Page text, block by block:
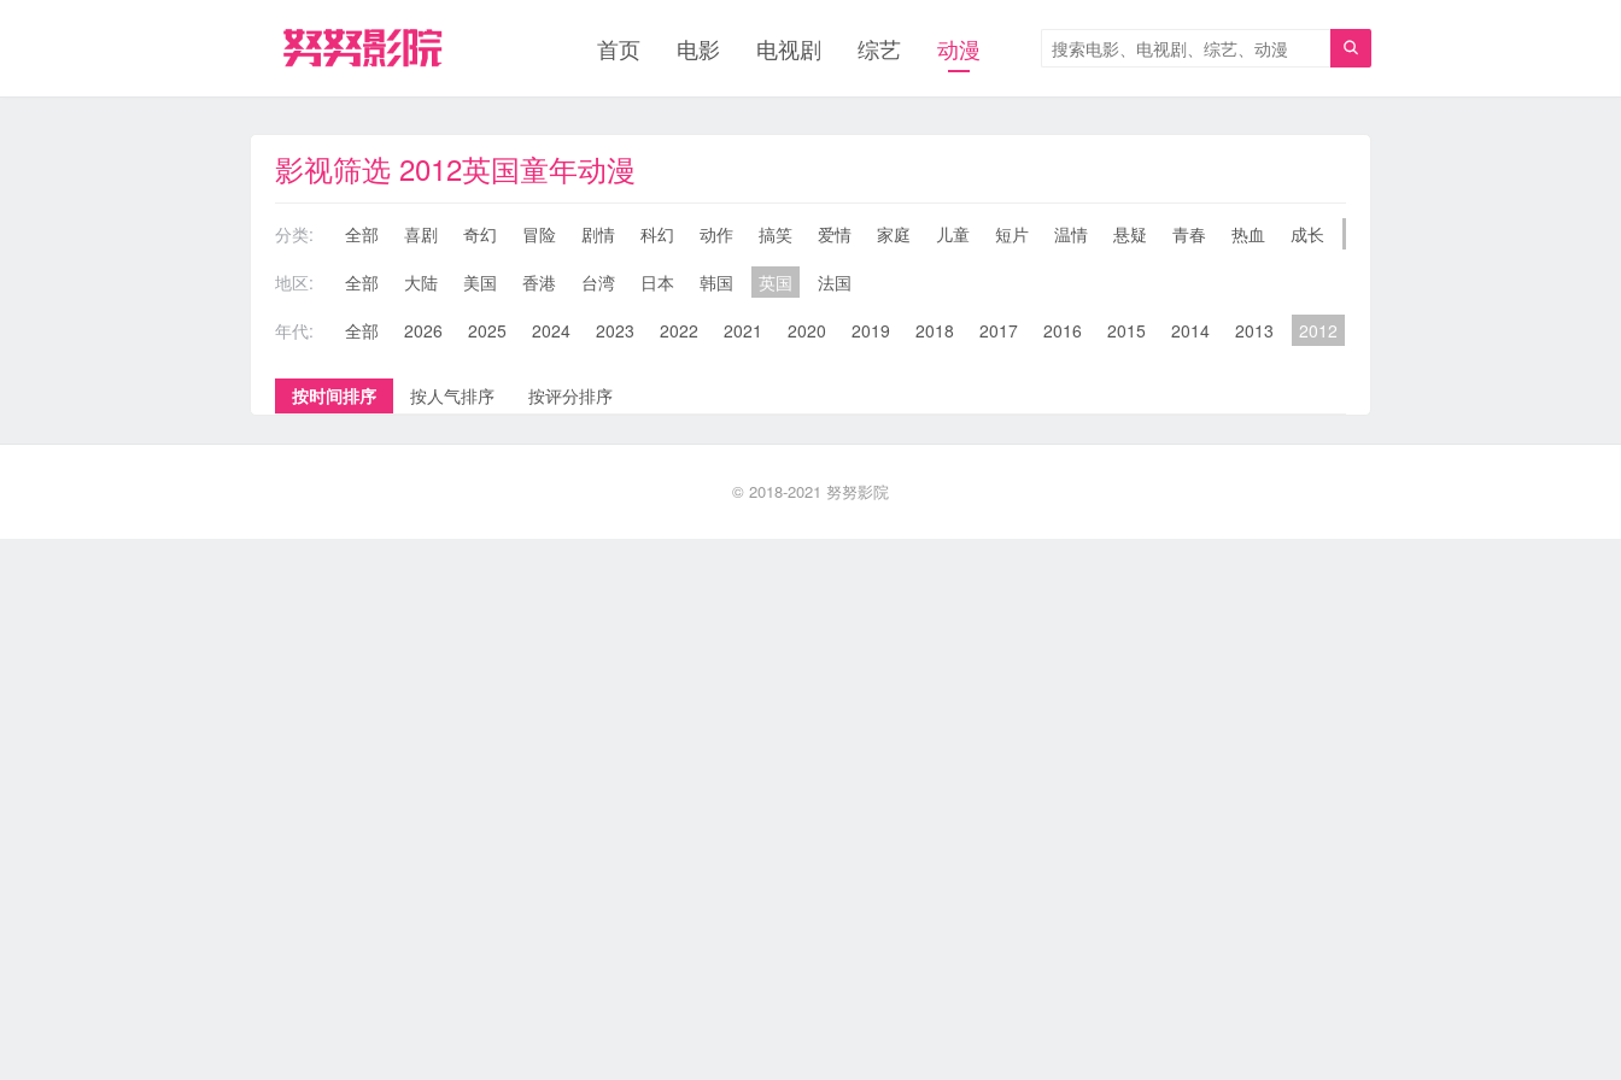

首页 电影 电视剧 综艺 动漫
影视筛选 2012英国童年动漫
分类: 全部 喜剧 奇幻 冒险 剧情 科幻 动作 搞笑 爱情 家庭 儿童 短片 温情 悬疑 青春 热血 成长
地区:
全部 大陆 美国 香港 台湾 日本 韩国 英国
法国
年代:
全部 2026 2025 2024 2023 2022 2021 2020 2019 2018 2017 2016 2015 2014 2013 2012
按时间排序 按人气排序 按评分排序
© 2018-2021 努努影院